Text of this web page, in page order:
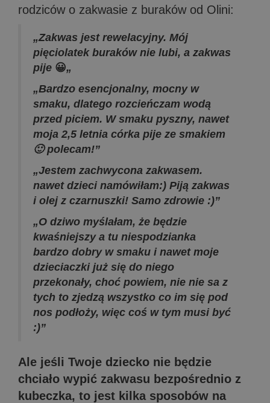
rodziców o zakwasie z buraków od Olini:
„Zakwas jest rewelacyjny. Mój
pięciolatek buraków nie lubi, a zakwas
pije 😀„
„Bardzo esencjonalny, mocny w
smaku, dlatego rozcieńczam wodą
przed piciem. W smaku pyszny, nawet
moja 2,5 letnia córka pije ze smakiem
🙂 polecam!”
„Jestem zachwycona zakwasem.
nawet dzieci namówiłam:) Piją zakwas
i olej z czarnuszki! Samo zdrowie :)”
„O dziwo myślałam, że będzie
kwaśniejszy a tu niespodzianka
bardzo dobry w smaku i nawet moje
dzieciaczki już się do niego
przekonały, choć powiem, nie nie sa z
tych to zjedzą wszystko co im się pod
nos podłoży, więc coś w tym musi być
:)”
Ale jeśli Twoje dziecko nie będzie
chciało wypić zakwasu bezpośrednio z
kubeczka, to jest kilka sposobów na